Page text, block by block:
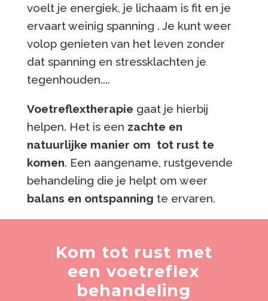
voelt je energiek, je lichaam is fit en je
ervaart weinig spanning . Je kunt weer
volop genieten van het leven zonder
dat spanning en stressklachten je
tegenhouden....
Voetreflextherapie gaat je hierbij
helpen. Het is een zachte en
natuurlijke manier om tot rust te
komen. Een aangename, rustgevende
behandeling die je helpt om weer
balans en ontspanning te ervaren.
Kom tot rust met
een voetreflex
behandeling